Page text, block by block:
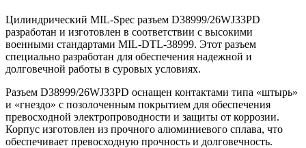
Цилиндрический MIL-Spec разъем D38999/26WJ33PD
разработан и изготовлен в соответствии с высокими
военными стандартами MIL-DTL-38999. Этот разъем
специально разработан для обеспечения надежной и
долговечной работы в суровых условиях.
Разъем D38999/26WJ33PD оснащен контактами типа «штырь»
и «гнездо» с позолоченным покрытием для обеспечения
превосходной электропроводности и защиты от коррозии.
Корпус изготовлен из прочного алюминиевого сплава, что
обеспечивает превосходную прочность и долговечность.